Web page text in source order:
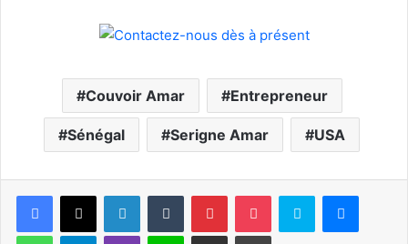
Couvoir Amar Entrepreneur
Sénégal Serigne Amar USA
Facebook
X LinkedinTumblr PinterestPocket Skype
WhatsAppTelegramViber Ligne Partager par email Imprimer